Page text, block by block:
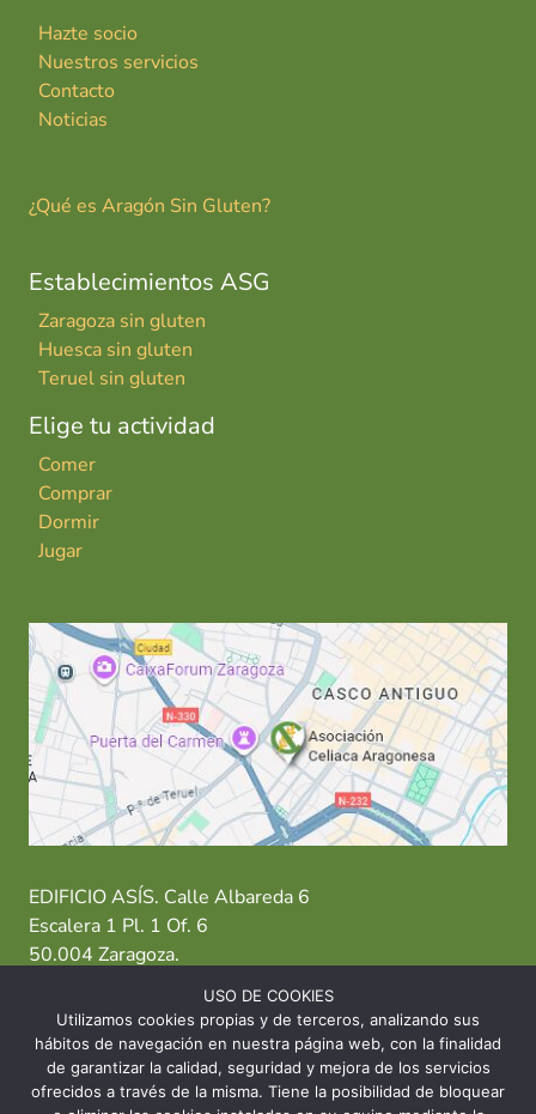
Hazte socio
Nuestros servicios
Contacto
Noticias
¿Qué es Aragón Sin Gluten?
Establecimientos ASG
Zaragoza sin gluten
Huesca sin gluten
Teruel sin gluten
Elige tu actividad
Comer
Comprar
Dormir
Jugar
EDIFICIO ASÍS. Calle Albareda 6
Escalera 1 Pl. 1 Of. 6
50.004 Zaragoza.
T: 976 484 949 M: 635 638 563
Sede Zaragoza·Sede Huesca· Sede Teruel
USO DE COOKIES
Utilizamos cookies propias y de terceros, analizando sus
hábitos de navegación en nuestra página web, con la finalidad
de garantizar la calidad, seguridad y mejora de los servicios
ofrecidos a través de la misma. Tiene la posibilidad de bloquear